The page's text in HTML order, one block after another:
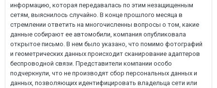
информацию, которая передавалась по этим незащищенным
сетям, выяснилось случайно. В конце прошлого месяца в
стремлении ответить на многочисленны вопросы о том, какие
данные собирают ее автомобили, компания опубликовала
открытое письмо. В нем было указано, что помимо фотографий
и геометрических данных происходит сканирование адаптеров
беспроводной связи. Представители компании особо
подчеркнули, что не производят сбор персональных данных и
данных, позволяющих идентифицировать владельца сети или